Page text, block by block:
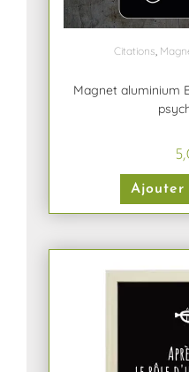
Citations,
Magnet aluminium
Ajouter